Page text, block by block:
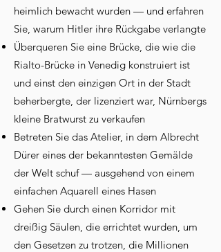
heimlich bewacht wurden — und erfahren
Sie, warum Hitler ihre Rückgabe verlangte
Überqueren Sie eine Brücke, die wie die
Rialto-Brücke in Venedig konstruiert ist
und einst den einzigen Ort in der Stadt
beherbergte, der lizenziert war, Nürnbergs
kleine Bratwurst zu verkaufen
Betreten Sie das Atelier, in dem Albrecht
Dürer eines der bekanntesten Gemälde
der Welt schuf — ausgehend von einem
einfachen Aquarell eines Hasen
Gehen Sie durch einen Korridor mit
dreißig Säulen, die errichtet wurden, um
den Gesetzen zu trotzen, die Millionen